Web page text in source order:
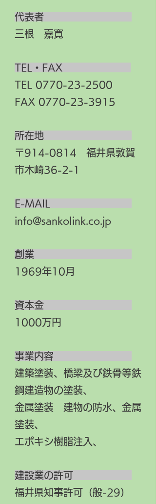
代表者
三根 嘉寛
TEL・FAX
TEL 0770-23-2500
FAX 0770-23-3915
所在地
〒914-0814 福井県敦賀
市木崎36-2-1
E-MAIL
info@sankolink.co.jp
創業
1969年10月
資本金
1000万円
事業内容
建築塗装、橋梁及び鉄骨等鉄
鋼建造物の塗装、
金属塗装 建物の防水、金属
塗装、
エポキシ樹脂注入、
建設業の許可
福井県知事許可（般-29）